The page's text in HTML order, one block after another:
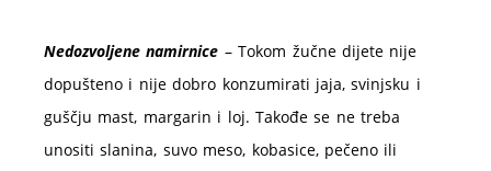
Nedozvoljene namirnice – Tokom žučne dijete nije
dopušteno i nije dobro konzumirati jaja, svinjsku i
guščju mast, margarin i loj. Takođe se ne treba
unositi slanina, suvo meso, kobasice, pečeno ili